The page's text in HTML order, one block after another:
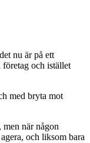
nu är på ett
företag och istället
med bryta mot
när någon
och liksom bara